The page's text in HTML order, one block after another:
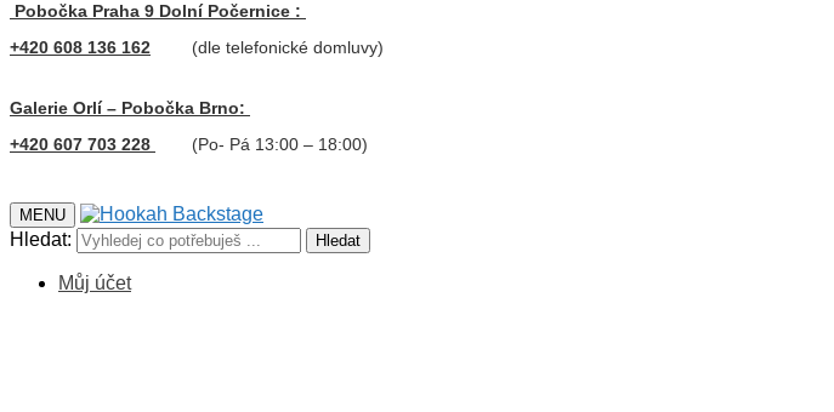
Pobočka Praha 9 Dolní Počernice :
+420 608 136 162
(dle telefonické domluvy)
Galerie Orlí – Pobočka Brno:
+420 607 703 228
(Po- Pá 13:00 – 18:00)
MENU
Hledat: Hledat
Můj účet